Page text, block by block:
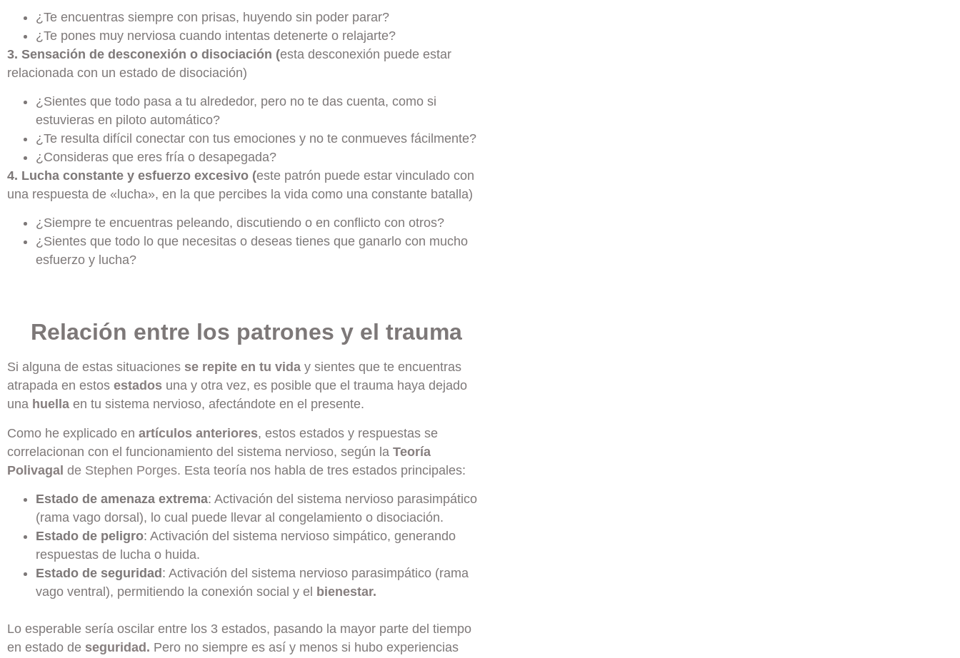
¿Te encuentras siempre con prisas, huyendo sin poder parar?
¿Te pones muy nerviosa cuando intentas detenerte o relajarte?
3. Sensación de desconexión o disociación (esta desconexión puede estar
relacionada con un estado de disociación)
¿Sientes que todo pasa a tu alrededor, pero no te das cuenta, como si
estuvieras en piloto automático?
¿Te resulta difícil conectar con tus emociones y no te conmueves fácilmente?
¿Consideras que eres fría o desapegada?
4. Lucha constante y esfuerzo excesivo (este patrón puede estar vinculado con
una respuesta de «lucha», en la que percibes la vida como una constante batalla)
¿Siempre te encuentras peleando, discutiendo o en conflicto con otros?
¿Sientes que todo lo que necesitas o deseas tienes que ganarlo con mucho
esfuerzo y lucha?
Relación entre los patrones y el trauma
Si alguna de estas situaciones se repite en tu vida y sientes que te encuentras
atrapada en estos estados una y otra vez, es posible que el trauma haya dejado
una huella en tu sistema nervioso, afectándote en el presente.
Como he explicado en artículos anteriores, estos estados y respuestas se
correlacionan con el funcionamiento del sistema nervioso, según la Teoría
Polivagal de Stephen Porges. Esta teoría nos habla de tres estados principales:
Estado de amenaza extrema: Activación del sistema nervioso parasimpático
(rama vago dorsal), lo cual puede llevar al congelamiento o disociación.
Estado de peligro: Activación del sistema nervioso simpático, generando
respuestas de lucha o huida.
Estado de seguridad : Activación del sistema nervioso parasimpático (rama
vago ventral), permitiendo la conexión social y el bienestar.
Lo esperable sería oscilar entre los 3 estados, pasando la mayor parte del tiempo
en estado de seguridad. Pero no siempre es así y menos si hubo experiencias